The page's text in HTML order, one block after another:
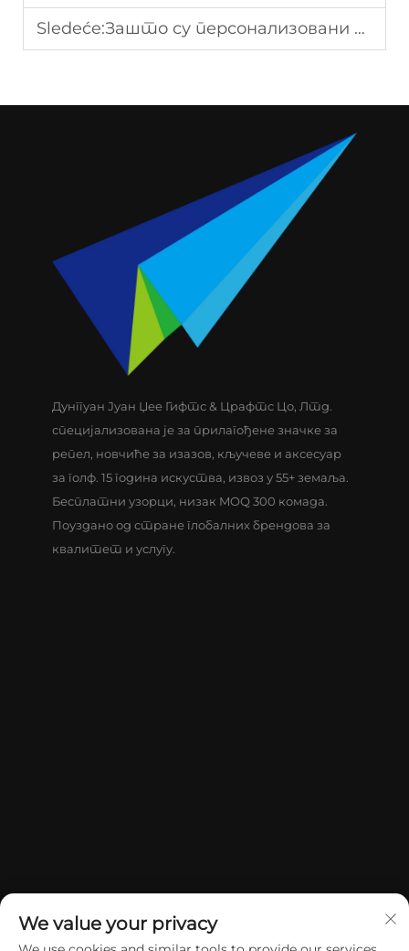
Sledeće:Зашто су персонализовани носиоци голфских картица набирали популарност?
Дунггуан Јуан Џее Гифтс & Црафтс Цо, Лтд.
специјализована је за прилагођене значке за
репел, новчиће за изазов, кључеве и аксесуар
за голф. 15 година искуства, извоз у 55+ земаља.
Бесплатни узорци, низак MOQ 300 комада.
Поуздано од стране глобалних брендова за
квалитет и услугу.
We value your privacy